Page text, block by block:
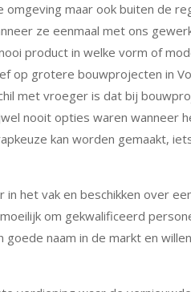
omgeving maar ook buiten de
ze eenmaal met ons
product in welke vorm of
op grotere bouwprojecten in
met vroeger is dat bij
nooit opties waren wanneer
kan worden gemaakt,
in het vak en beschikken over
om gekwalificeerd
naam in de markt en